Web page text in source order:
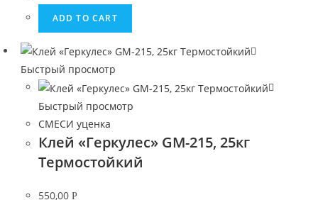
ADD TO CART
Быстрый просмотр
Быстрый просмотр
СМЕСИ уценка
Клей «Геркулес» GM-215, 25кг
Термостойкий
550,00 Р